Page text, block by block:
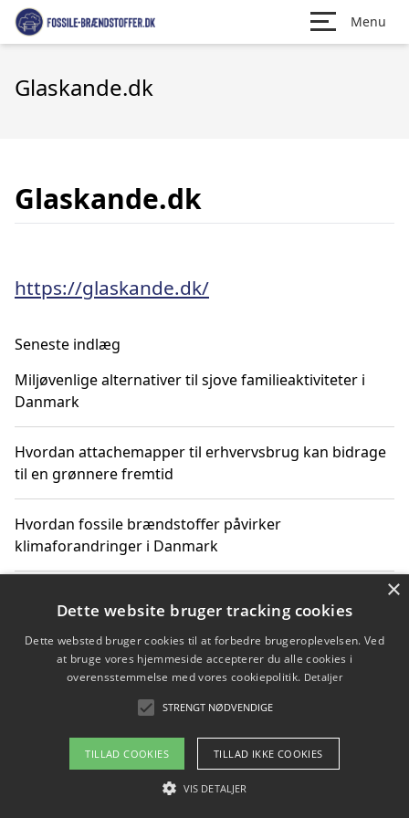
Menu
Glaskande.dk
Glaskande.dk
https://glaskande.dk/
Seneste indlæg
Miljøvenlige alternativer til sjove familieaktiviteter i
Danmark
Hvordan attachemapper til erhvervsbrug kan bidrage
til en grønnere fremtid
Hvordan fossile brændstoffer påvirker
klimaforandringer i Danmark
klimaændringer
Hvordan citater om fossile brændstoffer kan ændre
Copyright 2026 - Pilanto Aps
Om / kontakt
×
Dette website bruger tracking cookies
Dette websted bruger cookies til at forbedre brugeroplevelsen. Ved
at bruge vores hjemmeside accepterer du alle cookies i
overensstemmelse med vores cookiepolitik. Detaljer
STRENGT NØDVENDIGE
TILLAD COOKIES TILLAD IKKE COOKIES
VIS DETALJER